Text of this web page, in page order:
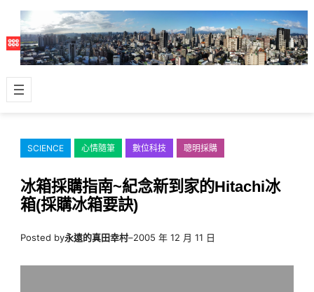
主
容
SCIENCE 心情隨筆 數位科技 聰明採購
冰箱採購指南~紀念新到家的Hitachi冰
箱(採購冰箱要訣)
Posted by永遠的真田幸村–2005 年 12 月 11 日